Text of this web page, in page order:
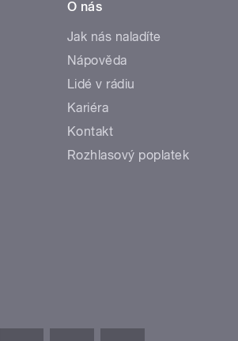
O nás
Jak nás naladíte
Nápověda
Lidé v rádiu
Kariéra
Kontakt
Rozhlasový poplatek